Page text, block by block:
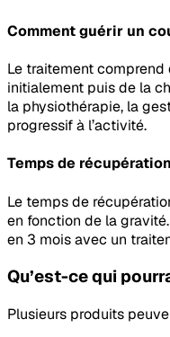
Comment guérir un
Le traitement comprend
initialement puis de la
la physiothérapie, la
progressif à l’activité.
Temps de
Le temps de
en fonction de la
en 3 mois avec un
Qu’est-ce qui
Plusieurs produits